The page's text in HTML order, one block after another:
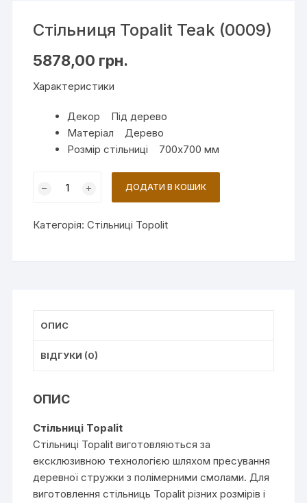
Стільниця Topalit Teak (0009)
5878,00 грн.
Характеристики
Декор Під дерево
Матеріал Дерево
Розмір стільниці 700х700 мм
(0009)
ДОДАТИ В КОШИК
Категорія:Стільниці Topolit
ОПИС
ВІДГУКИ (0)
ОПИС
Cтільниці Topalit
Стільниці Topalit виготовляються за
ексклюзивною технологією шляхом пресування
деревної стружки з полімерними смолами. Для
виготовлення стільниць Topalit різних розмірів і